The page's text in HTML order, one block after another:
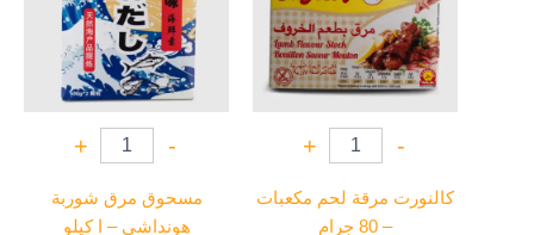
-
+
كالنورت مرقة لحم مكعبات
– 80 جرام
-
+
مسحوق مرق شوربة
هونداشي – ا كيلو